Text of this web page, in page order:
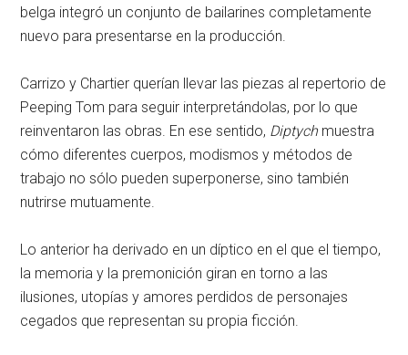
belga integró un conjunto de bailarines completamente
nuevo para presentarse en la producción.
Carrizo y Chartier querían llevar las piezas al repertorio de
Peeping Tom para seguir interpretándolas, por lo que
reinventaron las obras. En ese sentido, Diptychmuestra
cómo diferentes cuerpos, modismos y métodos de
trabajo no sólo pueden superponerse, sino también
nutrirse mutuamente.
Lo anterior ha derivado en un díptico en el que el tiempo,
la memoria y la premonición giran en torno a las
ilusiones, utopías y amores perdidos de personajes
cegados que representan su propia ficción.